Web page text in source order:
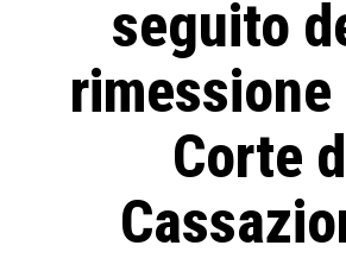
seguito
Corte